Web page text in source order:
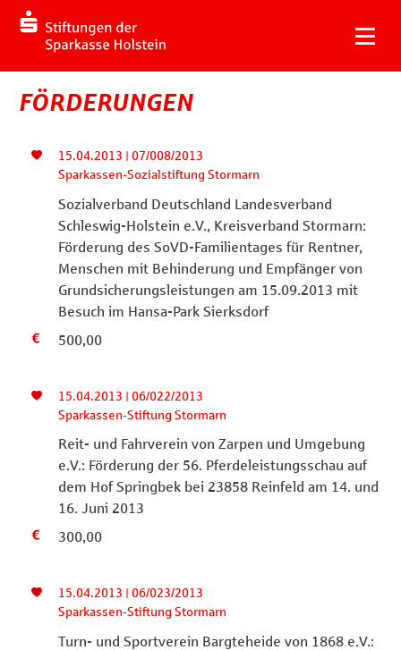
FÖRDERUNGEN
15.04.2013 | 07/008/2013
Sparkassen-Sozialstiftung Stormarn
Sozialverband Deutschland Landesverband
Schleswig-Holstein e.V., Kreisverband Stormarn:
Förderung des SoVD-Familientages für Rentner,
Menschen mit Behinderung und Empfänger von
Grundsicherungsleistungen am 15.09.2013 mit
Besuch im Hansa-Park Sierksdorf
500,00
15.04.2013 | 06/022/2013
Sparkassen-Stiftung Stormarn
Reit- und Fahrverein von Zarpen und Umgebung
e.V.: Förderung der 56. Pferdeleistungsschau auf
dem Hof Springbek bei 23858 Reinfeld am 14. und
16. Juni 2013
300,00
15.04.2013 | 06/023/2013
Sparkassen-Stiftung Stormarn
Turn- und Sportverein Bargteheide von 1868 e.V.: